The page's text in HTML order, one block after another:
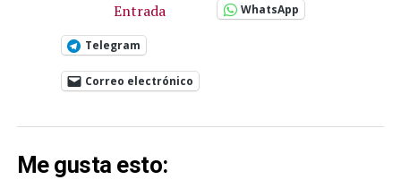
Entrada WhatsApp
Telegram
Correo electrónico
Me gusta esto: